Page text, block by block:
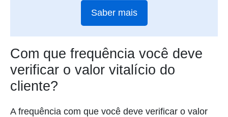
Saber mais
Com que frequência você deve
verificar o valor vitalício do
cliente?
A frequência com que você deve verificar o valor